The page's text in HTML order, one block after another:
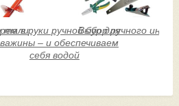
талив руки ручной бур для
– и обеспечиваем
себя водой
Выбор ручного